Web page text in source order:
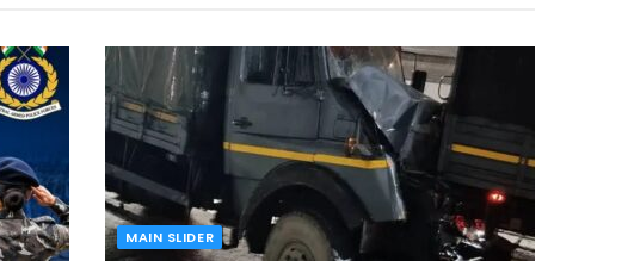
MAIN SLIDER